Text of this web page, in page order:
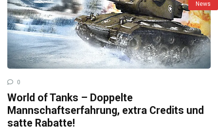
News
0
World of Tanks – Doppelte
Mannschaftserfahrung, extra Credits und
satte Rabatte!